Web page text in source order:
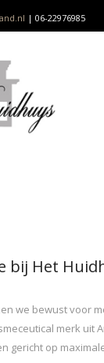
| 06-22976985
bij Het
we bewust voor
merk uit
gericht op